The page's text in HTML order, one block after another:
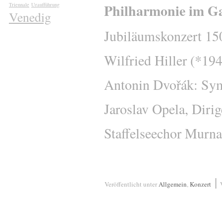
Triennale Uraufführung
Venedig
Philharmonie im
Jubiläumskonzert
Wilfried Hiller
Antonin Dvořák:
Jaroslav Opela,
Staffelseechor
Veröffentlicht unterAllgemein,Konzert |